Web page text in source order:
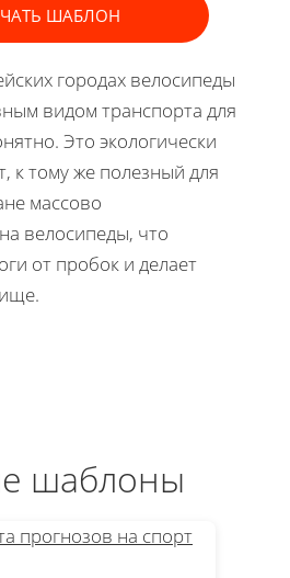
ШАБЛОН
городах велосипеды
видом транспорта для
Это экологически
к тому же полезный для
массово
велосипеды, что
от пробок и делает
шаблоны